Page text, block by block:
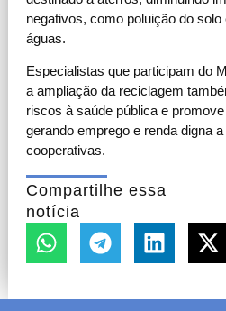
negativos, como poluição do
águas.
Especialistas que participam do
a ampliação da reciclagem
riscos à saúde pública e
gerando emprego e renda digna
cooperativas.
Compartilhe essa
notícia